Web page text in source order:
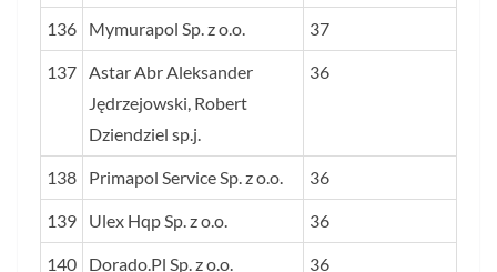
136 Mymurapol Sp. z o.o. 37
137 Astar Abr Aleksander
Jędrzejowski, Robert
Dziendziel sp.j.
36
138 Primapol Service Sp. z o.o. 36
139 Ulex Hqp Sp. z o.o. 36
140 Dorado.Pl Sp. z o.o. 36